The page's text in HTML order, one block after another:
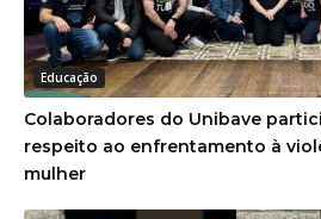
Educação
Colaboradores do Unibave
respeito ao enfrentamento à
mulher